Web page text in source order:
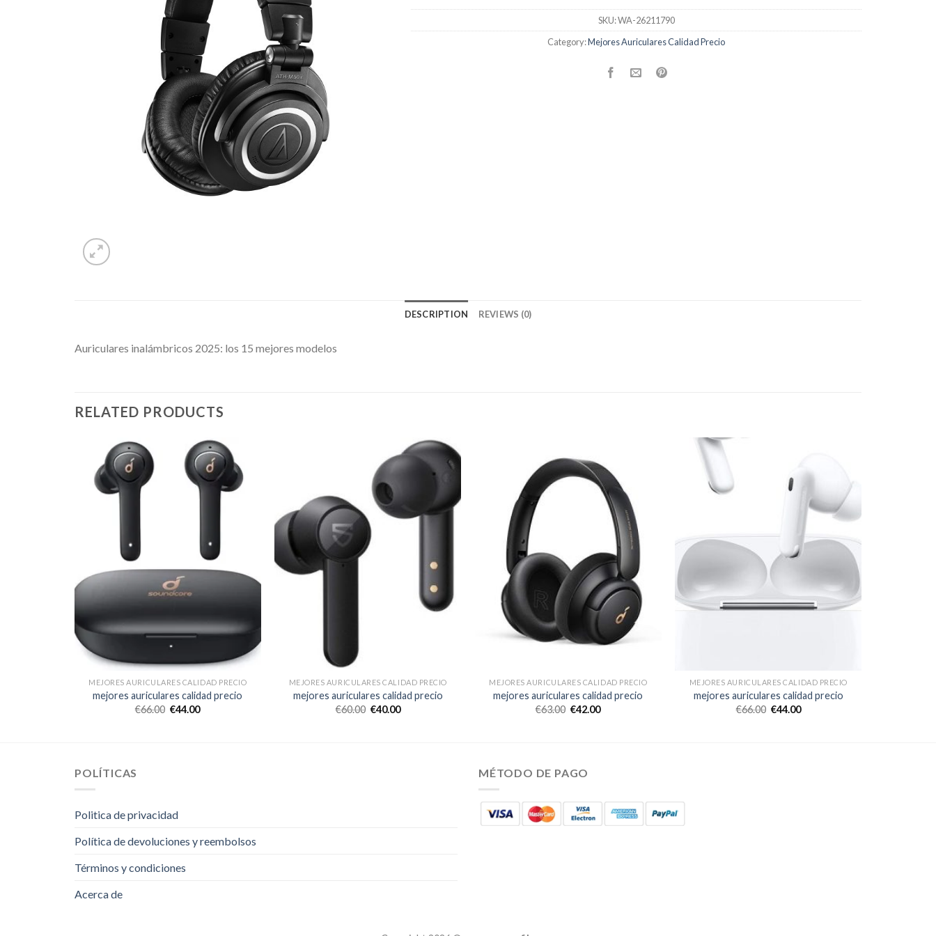
SKU:WA-26211790
Category:Mejores Auriculares Calidad Precio
DESCRIPTION REVIEWS (0)
Auriculares inalámbricos 2025: los 15 mejores modelos
RELATED PRODUCTS
MEJORES AURICULARES CALIDAD PRECIO
mejores auriculares calidad precio
€66.00 €44.00
MEJORES AURICULARES CALIDAD PRECIO
mejores auriculares calidad precio
€60.00 €40.00
MEJORES AURICULARES CALIDAD PRECIO
mejores auriculares calidad precio
€63.00 €42.00
MEJORES AURICULARES CALIDAD PRECIO
mejores auriculares calidad precio
€66.00 €44.00
POLÍTICAS
Politica de privacidad
Política de devoluciones y reembolsos
Términos y condiciones
Acerca de
MÉTODO DE PAGO